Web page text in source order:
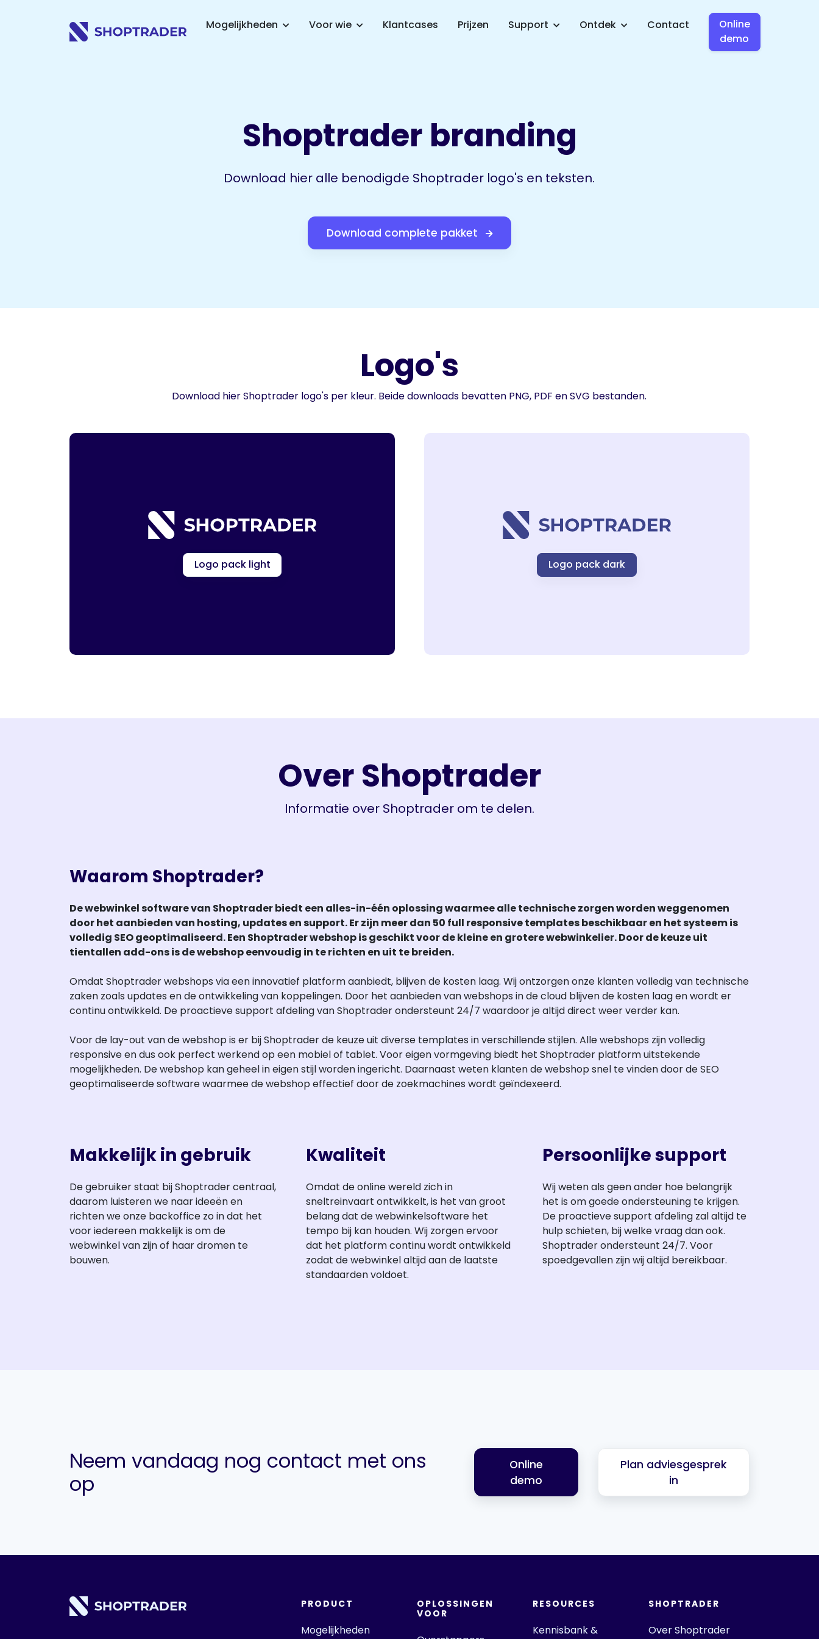
Mogelijkheden Voor wie Klantcases Prijzen Support Ontdek Contact
Online
demo
Shoptrader branding
Download hier alle benodigde Shoptrader logo's en teksten.
Download complete pakket
Logo's
Download hier Shoptrader logo's per kleur. Beide downloads bevatten PNG, PDF en SVG bestanden.
Logo pack light Logo pack dark
Over Shoptrader
Informatie over Shoptrader om te delen.
Waarom Shoptrader?
De webwinkel software van Shoptrader biedt een alles-in-één oplossing waarmee alle technische zorgen worden weggenomen
door het aanbieden van hosting, updates en support. Er zijn meer dan 50 full responsive templates beschikbaar en het systeem is
volledig SEO geoptimaliseerd. Een Shoptrader webshop is geschikt voor de kleine en grotere webwinkelier. Door de keuze uit
tientallen add-ons is de webshop eenvoudig in te richten en uit te breiden.
Omdat Shoptrader webshops via een innovatief platform aanbiedt, blijven de kosten laag. Wij ontzorgen onze klanten volledig van technische
zaken zoals updates en de ontwikkeling van koppelingen. Door het aanbieden van webshops in de cloud blijven de kosten laag en wordt er
continu ontwikkeld. De proactieve support afdeling van Shoptrader ondersteunt 24/7 waardoor je altijd direct weer verder kan.
Voor de lay-out van de webshop is er bij Shoptrader de keuze uit diverse templates in verschillende stijlen. Alle webshops zijn volledig
responsive en dus ook perfect werkend op een mobiel of tablet. Voor eigen vormgeving biedt het Shoptrader platform uitstekende
mogelijkheden. De webshop kan geheel in eigen stijl worden ingericht. Daarnaast weten klanten de webshop snel te vinden door de SEO
geoptimaliseerde software waarmee de webshop effectief door de zoekmachines wordt geïndexeerd.
Makkelijk in gebruik
De gebruiker staat bij Shoptrader centraal,
daarom luisteren we naar ideeën en
richten we onze backoffice zo in dat het
voor iedereen makkelijk is om de
webwinkel van zijn of haar dromen te
bouwen.
Kwaliteit
Omdat de online wereld zich in
sneltreinvaart ontwikkelt, is het van groot
belang dat de webwinkelsoftware het
tempo bij kan houden. Wij zorgen ervoor
dat het platform continu wordt ontwikkeld
zodat de webwinkel altijd aan de laatste
standaarden voldoet.
Persoonlijke support
Wij weten als geen ander hoe belangrijk
het is om goede ondersteuning te krijgen.
De proactieve support afdeling zal altijd te
hulp schieten, bij welke vraag dan ook.
Shoptrader ondersteunt 24/7. Voor
spoedgevallen zijn wij altijd bereikbaar.
Neem vandaag nog contact met ons
op
Online
demo
Plan adviesgesprek
in
PRODUCT
Mogelijkheden
OPLOSSINGEN
VOOR
RESOURCES
Kennisbank &
SHOPTRADER
Over Shoptrader